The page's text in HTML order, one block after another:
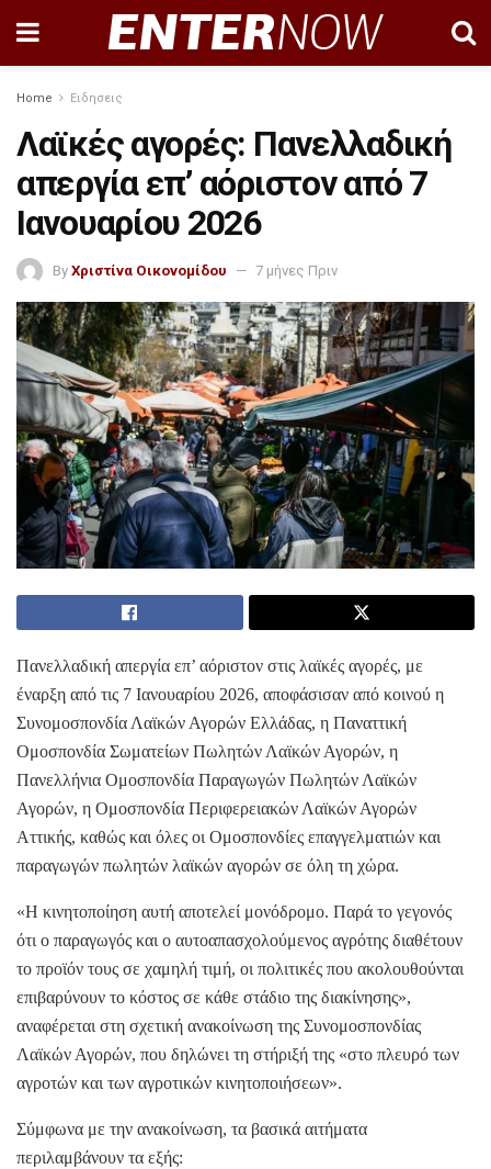
Home Ειδησεις
Λαϊκές αγορές: Πανελλαδική
απεργία επ’ αόριστον από 7
Ιανουαρίου 2026
By Χριστίνα Οικονομίδου 7 μήνες Πριν
Πανελλαδική απεργία επ’ αόριστον στις λαϊκές αγορές, με
έναρξη από τις 7 Ιανουαρίου 2026, αποφάσισαν από κοινού η
Συνομοσπονδία Λαϊκών Αγορών Ελλάδας, η Παναττική
Ομοσπονδία Σωματείων Πωλητών Λαϊκών Αγορών, η
Πανελλήνια Ομοσπονδία Παραγωγών Πωλητών Λαϊκών
Αγορών, η Ομοσπονδία Περιφερειακών Λαϊκών Αγορών
Αττικής, καθώς και όλες οι Ομοσπονδίες επαγγελματιών και
παραγωγών πωλητών λαϊκών αγορών σε όλη τη χώρα.
«Η κινητοποίηση αυτή αποτελεί μονόδρομο. Παρά το γεγονός
ότι ο παραγωγός και ο αυτοαπασχολούμενος αγρότης διαθέτουν
το προϊόν τους σε χαμηλή τιμή, οι πολιτικές που ακολουθούνται
επιβαρύνουν το κόστος σε κάθε στάδιο της διακίνησης»,
αναφέρεται στη σχετική ανακοίνωση της Συνομοσπονδίας
Λαϊκών Αγορών, που δηλώνει τη στήριξή της «στο πλευρό των
αγροτών και των αγροτικών κινητοποιήσεων».
Σύμφωνα με την ανακοίνωση, τα βασικά αιτήματα
περιλαμβάνουν τα εξής: